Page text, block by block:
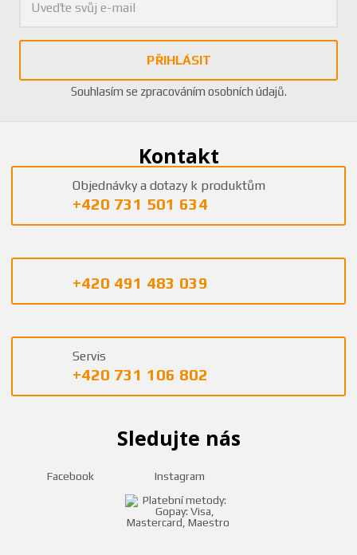
PŘIHLÁSIT
Souhlasím se zpracováním osobních údajů.
Kontakt
Objednávky a dotazy k produktům
+420 731 501 634
+420 491 483 039
Servis
+420 731 106 802
Sledujte nás
Facebook Instagram